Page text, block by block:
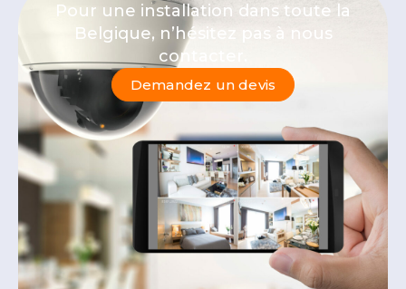
Pour une installation dans toute la
Belgique, n’hésitez pas à nous
contacter.
Demandez un devis